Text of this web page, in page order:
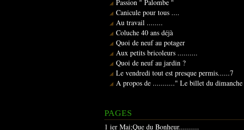
Passion " Palombe "
Canicule pour tous ....
Au travail ........
Coluche 40 ans déjà
Quoi de neuf au potager
Aux petits bricoleurs ..........
Quoi de neuf au jardin ?
Le vendredi tout est presque permis......7
A propos de ..........." Le billet du dimanche
PAGES
1 ier Mai;Que du Bonheur..........